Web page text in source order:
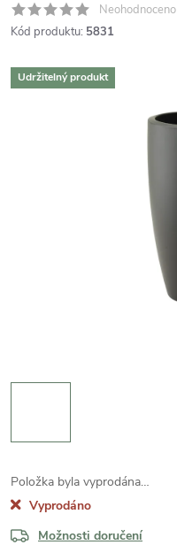
Neohodnoceno
Kód produktu: 5831
Udržitelný produkt
Položka byla vyprodána…
Vyprodáno
Možnosti doručení